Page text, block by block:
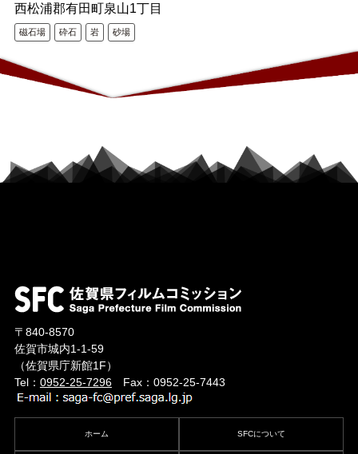
西松浦郡有田町泉山1丁目
磁石場 砕石 岩 砂場
〒840-8570
佐賀市城内1-1-59
（佐賀県庁新館1F）
Tel： 0952-25-7296Fax：0952-25-7443
ホーム SFCについて